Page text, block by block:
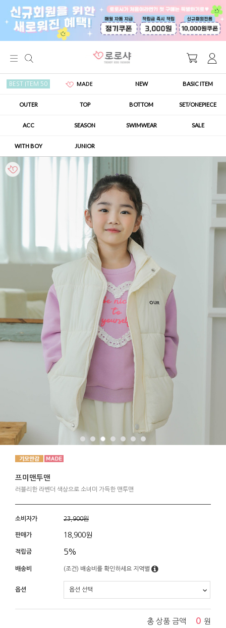
BEST ITEM 50 MADE NEW BASIC ITEM
OUTER TOP BOTTOM SET/ONEPIECE
ACC SEASON SWIMWEAR SALE
WITH BOY JUNIOR
프미맨투맨
러블리한 라벤더 색상으로 소녀미 가득한 맨투맨
소비자가 23,900원
판매가 18,900원
적립금 5%
배송비 (조건) 배송비를 확인하세요 지역별
옵션
총 상품 금액 0 원